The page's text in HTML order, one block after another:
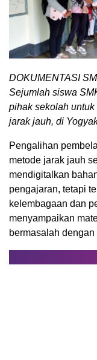
DOKUMENTASI
Sejumlah siswa
pihak sekolah
jarak jauh, di
Pengalihan
metode jarak jauh
mendigitalkan
pengajaran, tetapi
kelembagaan dan
menyampaikan
bermasalah